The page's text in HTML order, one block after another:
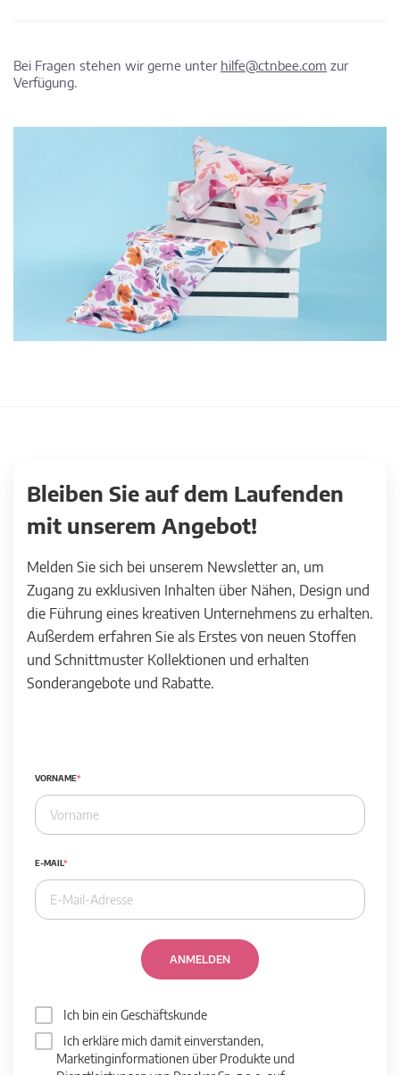
Bei Fragen stehen wir gerne unter hilfe@ctnbee.com zur
Verfügung.
Bleiben Sie auf dem Laufenden
mit unserem Angebot!
Melden Sie sich bei unserem Newsletter an, um
Zugang zu exklusiven Inhalten über Nähen, Design und
die Führung eines kreativen Unternehmens zu erhalten.
Außerdem erfahren Sie als Erstes von neuen Stoffen
und Schnittmuster Kollektionen und erhalten
Sonderangebote und Rabatte.
VORNAME
E-MAIL
ANMELDEN
Ich bin ein Geschäftskunde
Ich erkläre mich damit einverstanden,
Marketinginformationen über Produkte und